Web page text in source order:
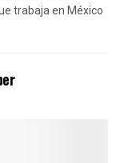
trabaja en México